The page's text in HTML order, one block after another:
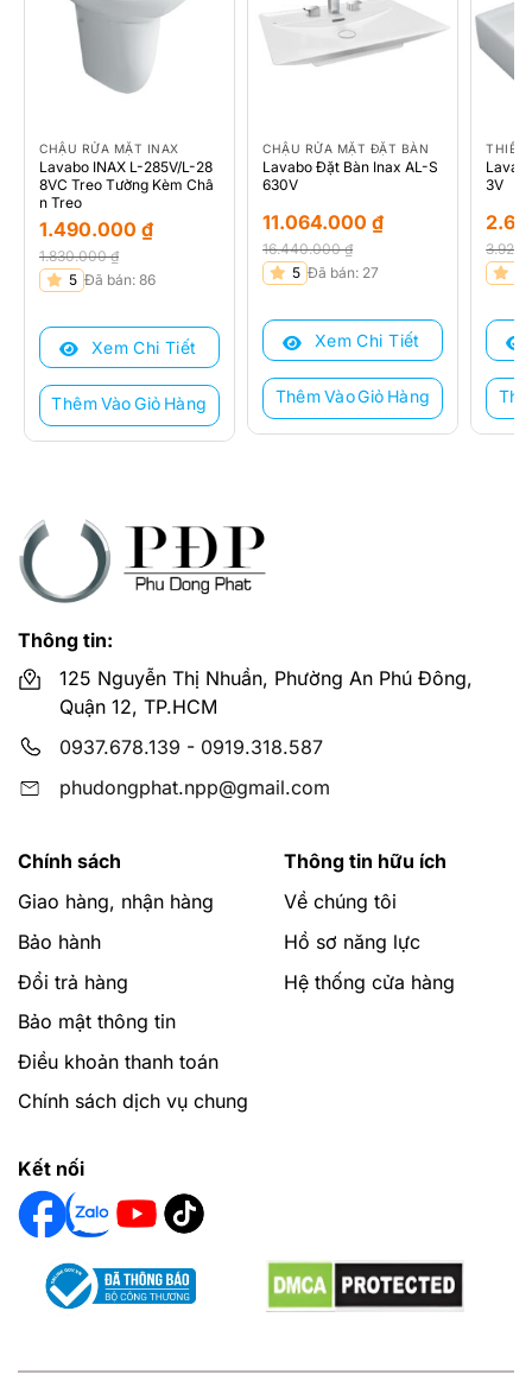
CHẬU RỬA MẶT INAX
Lavabo INAX L-285V/L-28
8VC Treo Tường Kèm Châ
n Treo
1.830.000₫
Giá
là:
1.830.000 ₫.
1.490.000 ₫
Giá
tại
1.490.000 ₫.
5 Đã bán: 86
Xem Chi Tiết
Thêm Vào Giỏ Hàng
CHẬU RỬA MẶT ĐẶT BÀN
Lavabo Đặt Bàn Inax AL-S
630V
16.440.000₫
Giá
là:
16.440.000 ₫.
11.064.000₫
Giá
tại
11.064.000 ₫.
5 Đã bán: 27
Xem Chi Tiết
Thêm Vào Giỏ Hàng
THIẾT
3V
Giá
là:
Giá
tại
Thông tin:
125 Nguyễn Thị Nhuần, Phường An Phú Đông,
Quận 12, TP.HCM
0937.678.139 - 0919.318.587
phudongphat.npp@gmail.com
Chính sách
Giao hàng, nhận hàng
Bảo hành
Đổi trả hàng
Bảo mật thông tin
Điều khoản thanh toán
Chính sách dịch vụ chung
Thông tin hữu ích
Về chúng tôi
Hồ sơ năng lực
Hệ thống cửa hàng
Kết nối